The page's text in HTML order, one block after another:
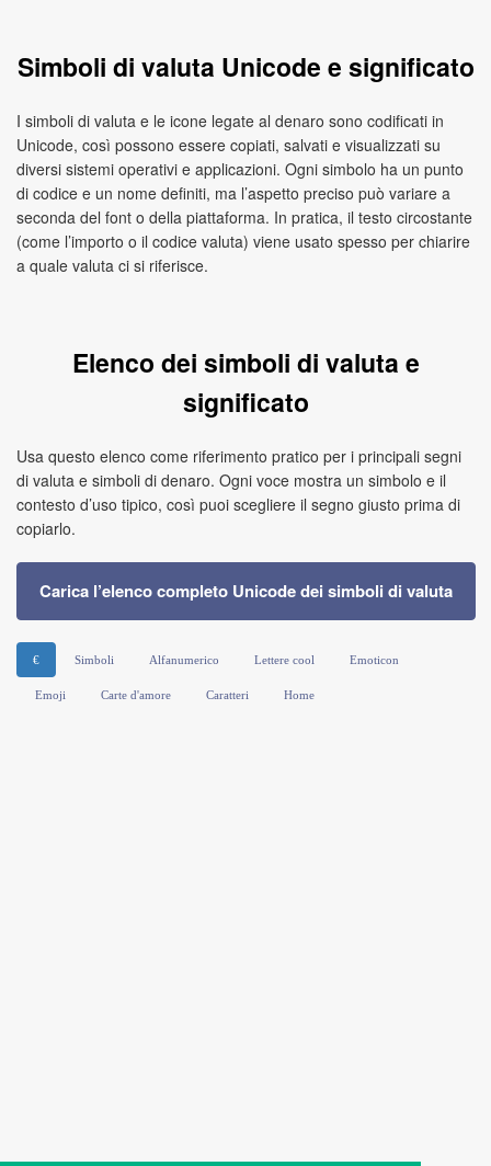
Simboli di valuta Unicode e significato
I simboli di valuta e le icone legate al denaro sono codificati in
Unicode, così possono essere copiati, salvati e visualizzati su
diversi sistemi operativi e applicazioni. Ogni simbolo ha un punto
di codice e un nome definiti, ma l’aspetto preciso può variare a
seconda del font o della piattaforma. In pratica, il testo circostante
(come l’importo o il codice valuta) viene usato spesso per chiarire
a quale valuta ci si riferisce.
Elenco dei simboli di valuta e
significato
Usa questo elenco come riferimento pratico per i principali segni
di valuta e simboli di denaro. Ogni voce mostra un simbolo e il
contesto d’uso tipico, così puoi scegliere il segno giusto prima di
copiarlo.
Carica l’elenco completo Unicode dei simboli di valuta
€ Simboli Alfanumerico Lettere cool Emoticon
Emoji Carte d'amore Caratteri Home